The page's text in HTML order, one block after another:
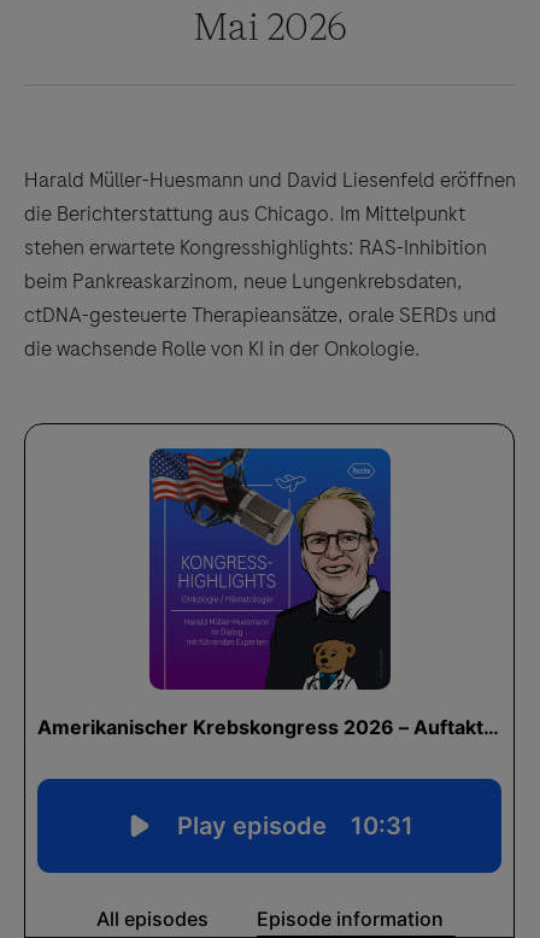
Mai 2026
Harald Müller-Huesmann und David Liesenfeld eröffnen
die Berichterstattung aus Chicago. Im Mittelpunkt
stehen erwartete Kongresshighlights: RAS-Inhibition
beim Pankreaskarzinom, neue Lungenkrebsdaten,
ctDNA-gesteuerte Therapieansätze, orale SERDs und
die wachsende Rolle von KI in der Onkologie.